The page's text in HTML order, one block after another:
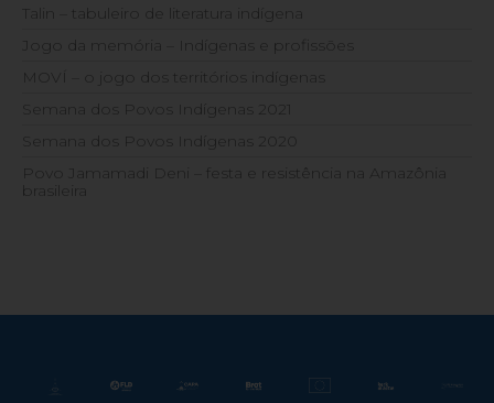
Talin – tabuleiro de literatura indígena
Jogo da memória – Indígenas e profissões
MOVÍ – o jogo dos territórios indígenas
Semana dos Povos Indígenas 2021
Semana dos Povos Indígenas 2020
Povo Jamamadi Deni – festa e resistência na Amazônia
brasileira